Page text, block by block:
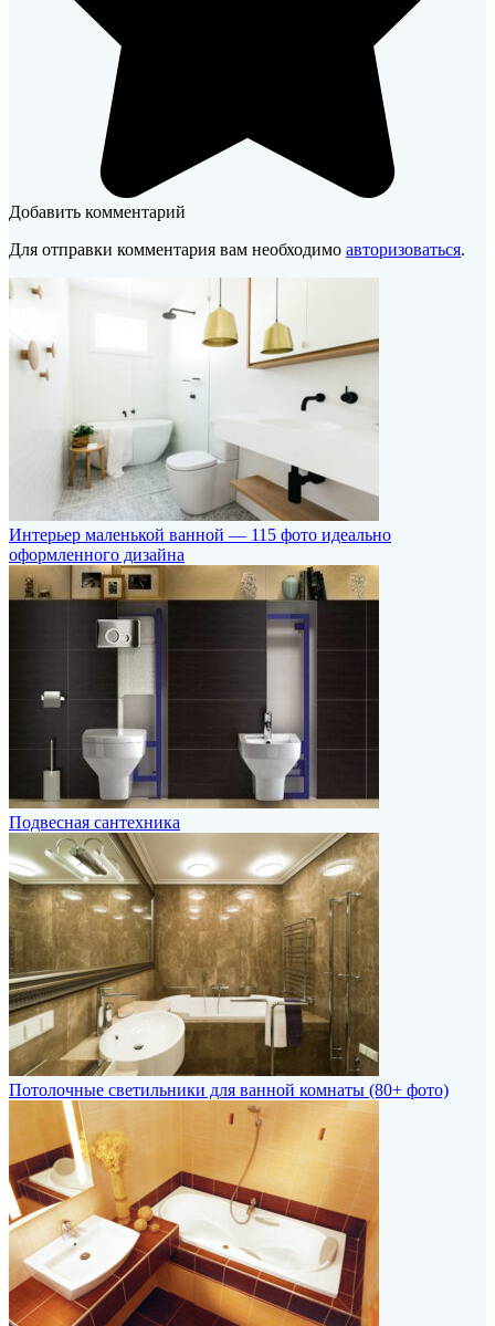
Добавить комментарий
Для отправки комментария вам необходимо авторизоваться.
Интерьер маленькой ванной — 115 фото идеально
оформленного дизайна
Подвесная сантехника
Потолочные светильники для ванной комнаты (80+ фото)